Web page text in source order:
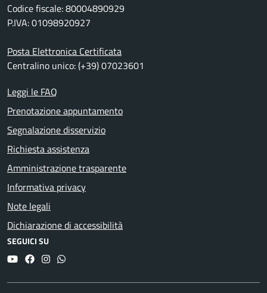
Codice fiscale: 80004890929
P.IVA: 01098920927
Posta Elettronica Certificata
Centralino unico: (+39) 07023601
Leggi le FAQ
Prenotazione appuntamento
Segnalazione disservizio
Richiesta assistenza
Amministrazione trasparente
Informativa privacy
Note legali
Dichiarazione di accessibilità
SEGUICI SU
YouTubeFacebookInstagram
Whatsapp